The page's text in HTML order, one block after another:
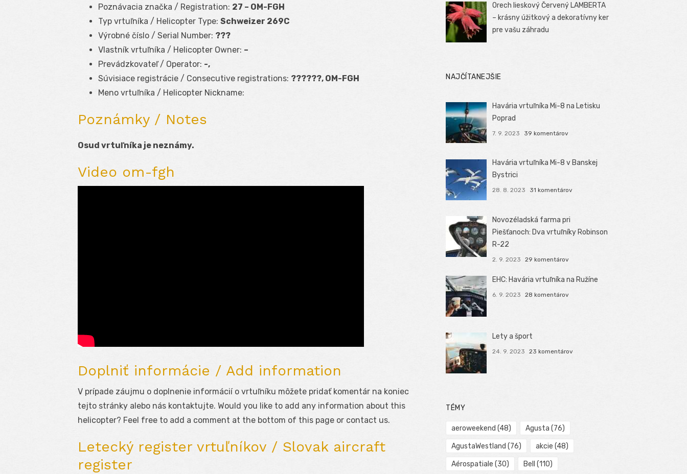
Poznávacia značka / Registration: 27 – OM-FGH
Typ vrtuľníka / Helicopter Type: Schweizer 269C
Výrobné číslo / Serial Number: ???
Vlastník vrtuľníka / Helicopter Owner: –
Prevádzkovateľ / Operator: -,
Súvisiace registrácie / Consecutive registrations: ??????, OM-FGH
Meno vrtuľníka / Helicopter Nickname:
Poznámky / Notes
Osud vrtuľníka je neznámy.
Video om-fgh
Doplniť informácie / Add information
V prípade záujmu o doplnenie informácií o vrtuľníku môžete pridať komentár na koniec
tejto stránky alebo nás kontaktujte. Would you like to add any information about this
helicopter? Feel free to add a comment at the bottom of this page or contact us.
Letecký register vrtuľníkov / Slovak aircraft
register
Orech lieskový Červený LAMBERTA
– krásny úžitkový a dekoratívny ker
pre vašu záhradu
NAJČÍTANEJŠIE
Havária vrtuľníka Mi-8 na Letisku
Poprad
7. 9. 2023 39 komentárov
Havária vrtuľníka Mi-8 v Banskej
Bystrici
28. 8. 2023 31 komentárov
Novozéladská farma pri
Piešťanoch: Dva vrtuľníky Robinson
R-22
2. 9. 2023 29 komentárov
EHC: Havária vrtuľníka na Ružíne
6. 9. 2023 28 komentárov
Lety a šport
24. 9. 2023 23 komentárov
TÉMY
aeroweekend (48) Agusta (76)
AgustaWestland (76) akcie (48)
Aérospatiale (30) Bell (110)